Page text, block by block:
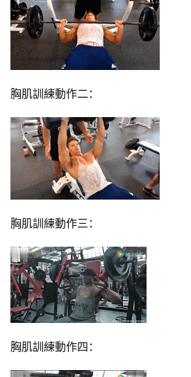
胸肌訓練動作二：
胸肌訓練動作三：
胸肌訓練動作四：